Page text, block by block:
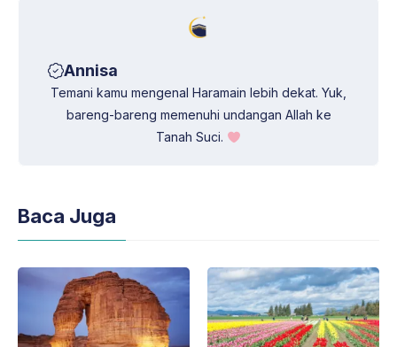
Annisa
Temani kamu mengenal Haramain lebih dekat. Yuk,
bareng-bareng memenuhi undangan Allah ke
Tanah Suci.
Baca Juga